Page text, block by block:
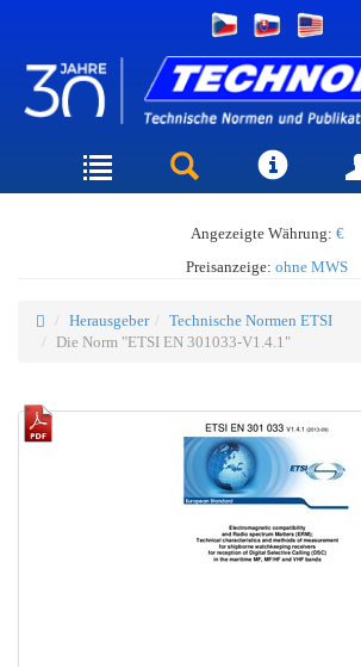
Angezeigte Währung: €
Preisanzeige: ohne MWS
Herausgeber
Technische Normen ETSI
Die Norm "ETSI EN 301033-V1.4.1"